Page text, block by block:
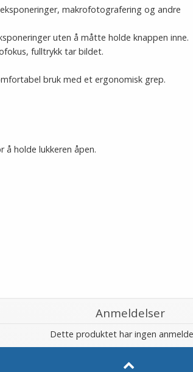
makrofotografering og andre
uten å måtte holde knappen inne.
fulltrykk tar bildet.
bruk med et ergonomisk grep.
å holde lukkeren åpen.
Anmeldelser
Dette produktet har ingen